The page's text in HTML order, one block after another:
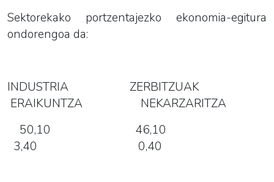
Sektorekako portzentajezko ekonomia-egitura
ondorengoa da:
INDUSTRIA ZERBITZUAK
ERAIKUNTZA NEKARZARITZA
50,10 46,10
3,40 0,40